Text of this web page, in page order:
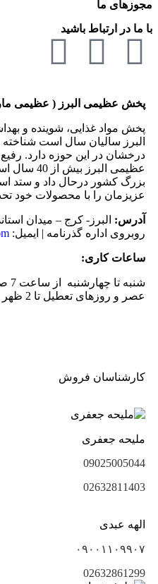
مجوزهای ما
با ما در ارتباط باشید
پخش عظیمی البرز ( عظیمی
پخش مواد غذایی، شوینده و
البرز سالیان سال است
درخشان در این حوزه دارد.
عظیمی
بزرگ کشور درحال داد و ستد
عزیزمان را با محصولات خود
آدرس: البرز- کرج – میدان
روبروی اداره گذرنامه | ایمیل:
ساعات کاری:
عصر و روزهای تعطیل تا 2 ظهر
کارشناسان فروش
ملیحه جعفری
09025005044
02632811403
الهه عبدی
۰۹۰۰۱۱۰۹۹۰۷
02632861299